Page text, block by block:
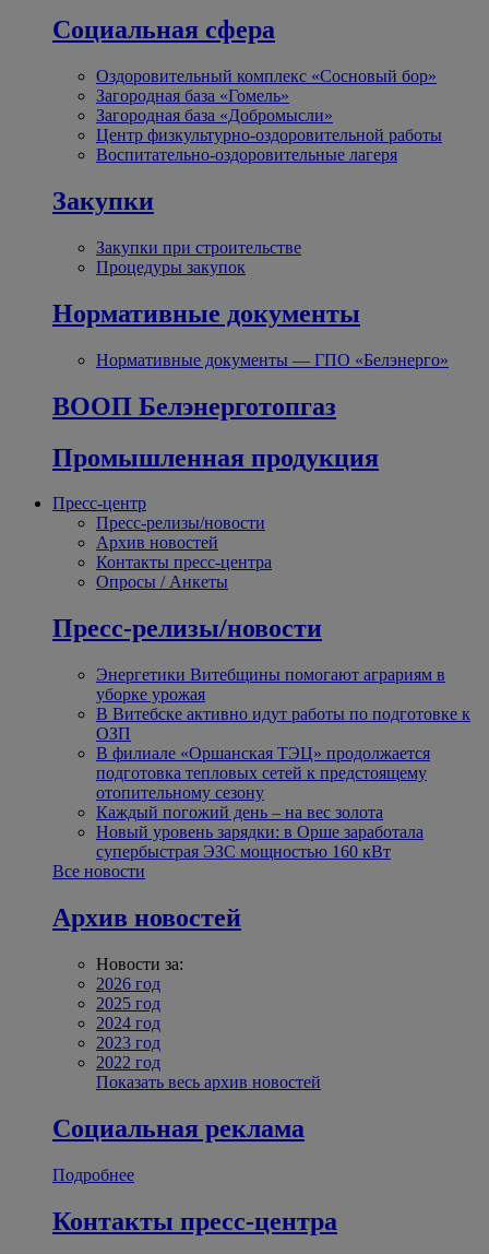
Социальная сфера
Оздоровительный комплекс «Сосновый бор»
Загородная база «Гомель»
Загородная база «Добромысли»
Центр физкультурно-оздоровительной работы
Воспитательно-оздоровительные лагеря
Закупки
Закупки при строительстве
Процедуры закупок
Нормативные документы
Нормативные документы — ГПО «Белэнерго»
ВООП Белэнерготопгаз
Промышленная продукция
Пресс-центр
Пресс-релизы/новости
Архив новостей
Контакты пресс-центра
Опросы / Анкеты
Пресс-релизы/новости
Энергетики Витебщины помогают аграриям в
уборке урожая
В Витебске активно идут работы по подготовке к
ОЗП
В филиале «Оршанская ТЭЦ» продолжается
подготовка тепловых сетей к предстоящему
отопительному сезону
Каждый погожий день – на вес золота
Новый уровень зарядки: в Орше заработала
супербыстрая ЭЗС мощностью 160 кВт
Все новости
Архив новостей
Новости за:
2026 год
2025 год
2024 год
2023 год
2022 год
Показать весь архив новостей
Социальная реклама
Подробнее
Контакты пресс-центра